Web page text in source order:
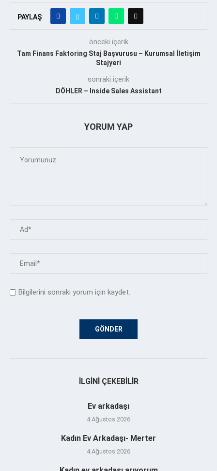
PAYLAŞ
önceki içerik
Tam Finans Faktoring Staj Başvurusu – Kurumsal İletişim
Stajyeri
sonraki içerik
DÖHLER – Inside Sales Assistant
YORUM YAP
Bilgilerini sonraki yorum için kaydet.
İLGINI ÇEKEBILIR
Ev arkadaşı
4 Ağustos 2026
Kadın Ev Arkadaşı- Merter
4 Ağustos 2026